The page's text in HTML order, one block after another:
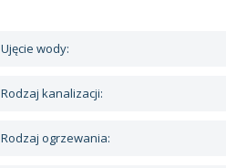
Ujęcie wody:
Rodzaj kanalizacji:
Rodzaj ogrzewania: